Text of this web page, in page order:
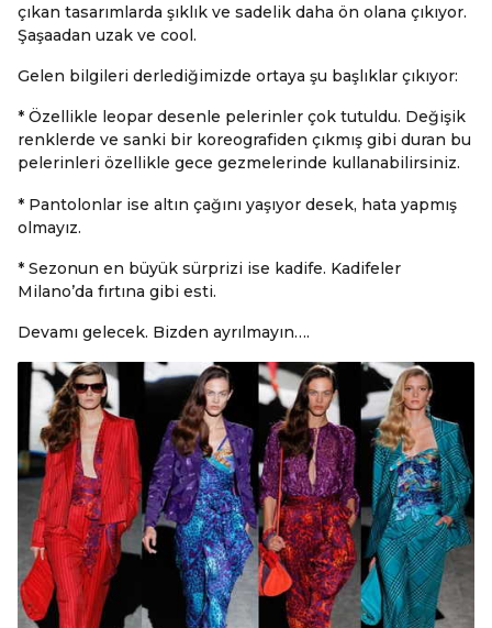
çıkan tasarımlarda şıklık ve sadelik daha ön olana çıkıyor.
Şaşaadan uzak ve cool.
Gelen bilgileri derlediğimizde ortaya şu başlıklar çıkıyor:
* Özellikle leopar desenle pelerinler çok tutuldu. Değişik
renklerde ve sanki bir koreografiden çıkmış gibi duran bu
pelerinleri özellikle gece gezmelerinde kullanabilirsiniz.
* Pantolonlar ise altın çağını yaşıyor desek, hata yapmış
olmayız.
* Sezonun en büyük sürprizi ise kadife. Kadifeler
Milano’da fırtına gibi esti.
Devamı gelecek. Bizden ayrılmayın….